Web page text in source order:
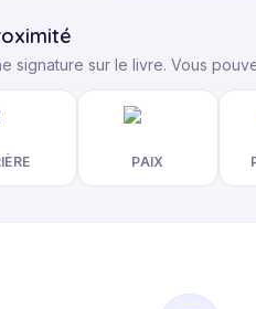
signature sur le livre. Vous
PAIX